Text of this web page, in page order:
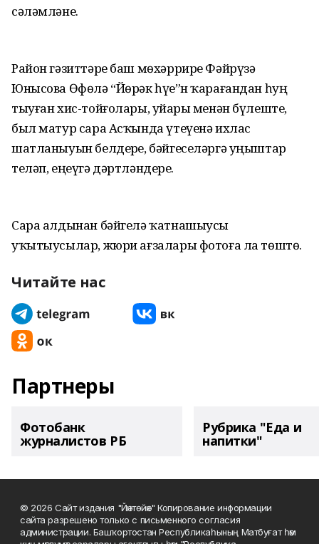
сәләмләне.
Район гәзиттәре баш мөхәррире Фәйрүзә
Юнысова Өфөлә “Йөрәк һүҙе”н ҡарағандан һуң
тыуған хис-тойғолары, уйҙары менән бүлеште,
был матур сара Асҡында үтеүенә ихлас
шатланыуын белдерҙе, бәйгеселәргә уңыштар
теләп, еңеүгә дәртләндерҙе.
Сара алдынан бәйгелә ҡатнашыусы
уҡытыусылар, жюри ағзалары фотоға ла төштө.
Читайте нас
Партнеры
Фотобанк
журналистов РБ
Рубрика "Еда и
напитки"
© 2026 Сайт издания "Йәнтөйәк" Копирование информации
сайта разрешено только с письменного согласия
администрации. Башҡортостан Республикаһының Матбуғат һәм